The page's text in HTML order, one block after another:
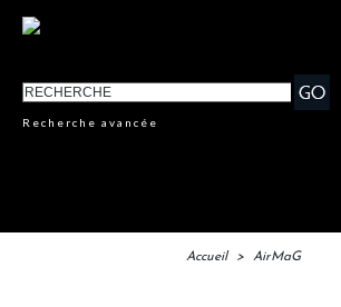
Recherche avancée
Accueil > AirMaG